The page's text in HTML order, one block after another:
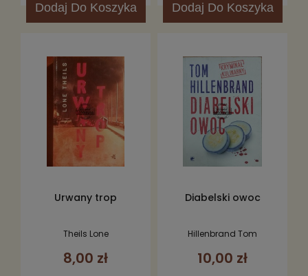
Dodaj Do Koszyka Dodaj Do Koszyka
Urwany trop
Theils Lone
8,00 zł
Diabelski owoc
Hillenbrand Tom
10,00 zł